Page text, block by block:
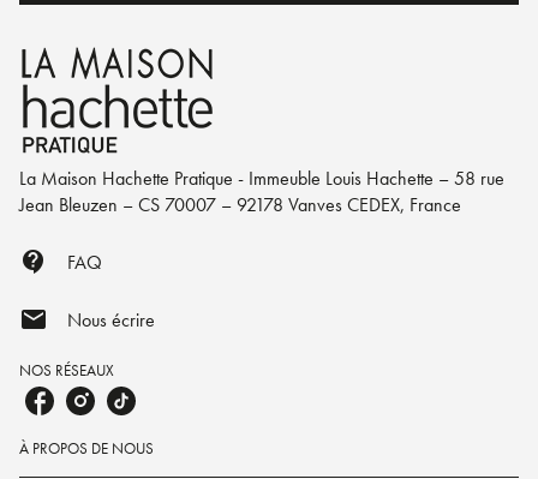
La Maison Hachette Pratique - Immeuble Louis Hachette – 58 rue
Jean Bleuzen – CS 70007 – 92178 Vanves CEDEX, France
contact_support FAQ
mail Nous écrire
NOS RÉSEAUX
À PROPOS DE NOUS